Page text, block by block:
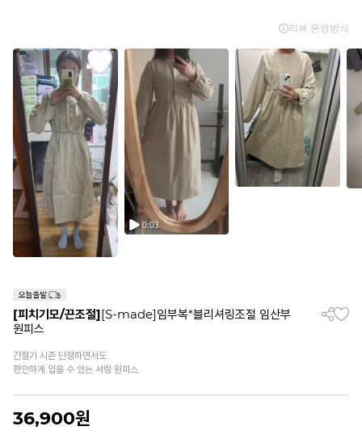
[피치기모/끈조절][S-made]임부복*블리셔링조절 임산부
원피스
간절기 시즌 단정하면서도
편안하게 입을 수 있는 셔링 원피스
36,900원